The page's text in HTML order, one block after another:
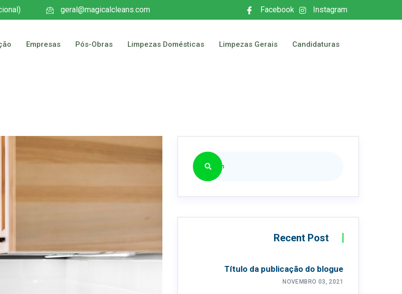
geral@magicalcleans.com Facebook Instagram
Empresas Pós-Obras Limpezas Domésticas Limpezas Gerais Candidaturas
Recent Post
Título da publicação do blogue
NOVEMBRO 03, 2021